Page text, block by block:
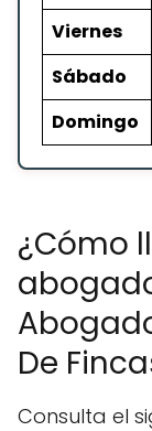
Viernes
Sábado
Domingo
¿Cómo
De
Consulta el